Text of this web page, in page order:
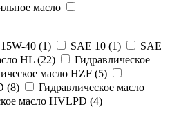
масло
40 (1) SAE 10 (1)
SAE
HL (22)
Гидравлическое
масло HZF (5)
(8)
Гидравлическое масло
масло HVLPD (4)